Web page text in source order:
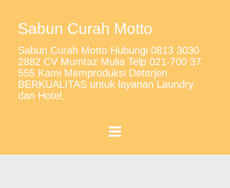
Sabun Curah Motto
Sabun Curah Motto Hubungi 0813 3030
2882 CV Mumtaz Mulia Telp 021-700 37
555 Kami Memproduksi Deterjen
BERKUALITAS untuk layanan Laundry
dan Hotel.